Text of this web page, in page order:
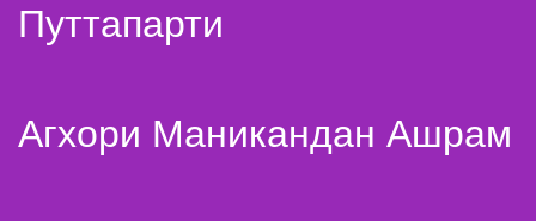
Путтапарти
Агхори Маникандан Ашрам